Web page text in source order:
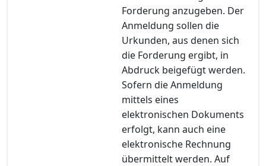
Forderung anzugeben. Der
Anmeldung sollen die
Urkunden, aus denen sich
die Forderung ergibt, in
Abdruck beigefügt werden.
Sofern die Anmeldung
mittels eines
elektronischen Dokuments
erfolgt, kann auch eine
elektronische Rechnung
übermittelt werden. Auf